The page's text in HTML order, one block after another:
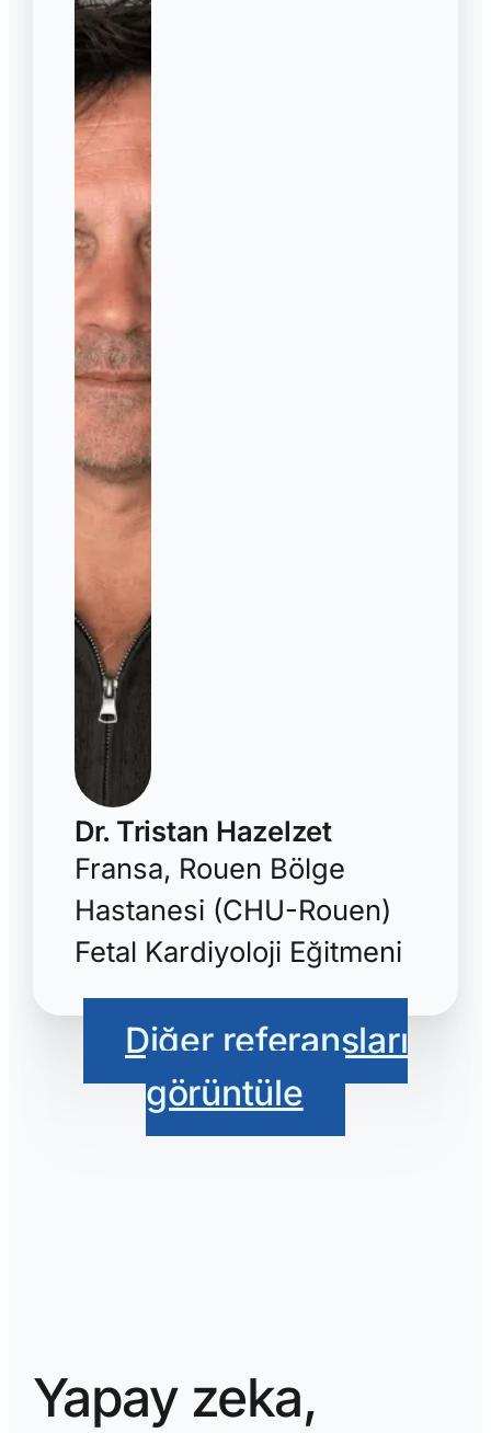
Dr. Tristan Hazelzet
Fransa, Rouen Bölge
Hastanesi (CHU-Rouen)
Fetal Kardiyoloji Eğitmeni
Diğer referansları
görüntüle
Yapay zeka,